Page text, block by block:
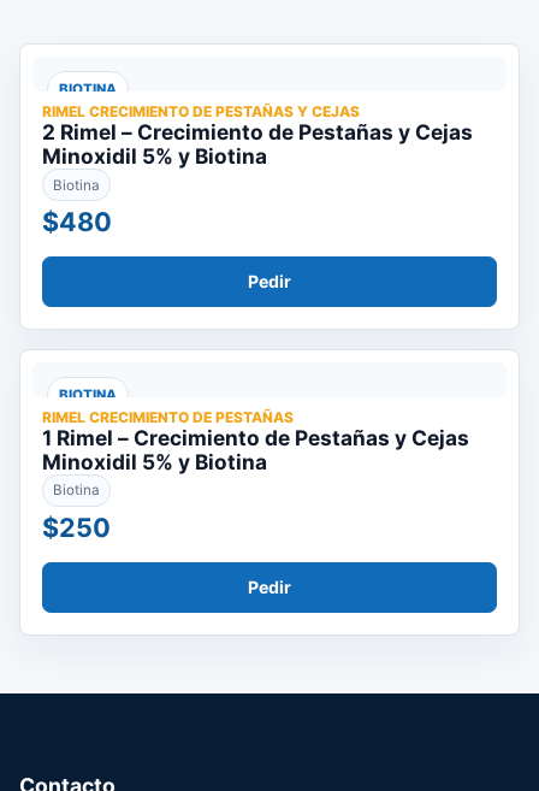
BIOTINA
RIMEL CRECIMIENTO DE PESTAÑAS Y CEJAS
2 Rimel – Crecimiento de Pestañas y Cejas
Minoxidil 5% y Biotina
Biotina
$480
Pedir
BIOTINA
RIMEL CRECIMIENTO DE PESTAÑAS
1 Rimel – Crecimiento de Pestañas y Cejas
Minoxidil 5% y Biotina
Biotina
$250
Pedir
Contacto